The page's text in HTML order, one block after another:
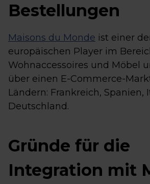
Bestellungen
Maisons du Monde ist einer
europäischen Player im
Wohnaccessoires und Möbel
über einen E-Commerce-
Ländern: Frankreich, Spanien,
Deutschland.
Gründe für die
Integration mit